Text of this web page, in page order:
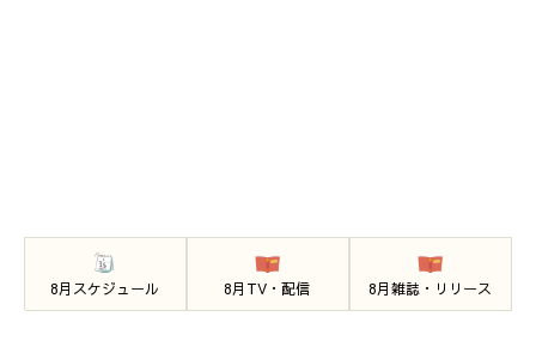
8月スケジュール 8月TV・配信 8月雑誌・リリース